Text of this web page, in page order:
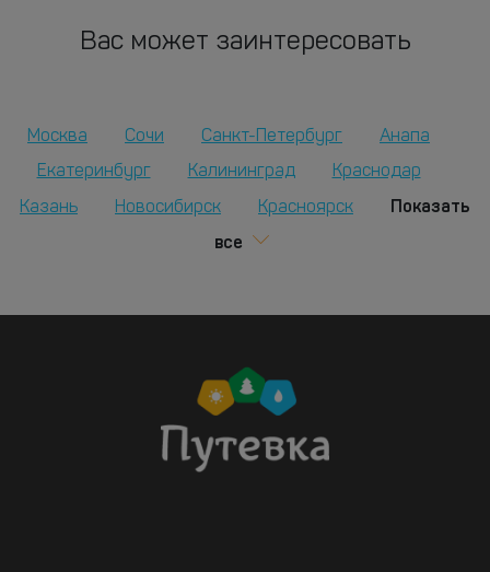
Вас может заинтересовать
Москва Сочи Санкт-Петербург
Анапа
Екатеринбург
Калининград Краснодар
Казань Новосибирск Красноярск
Показать
все